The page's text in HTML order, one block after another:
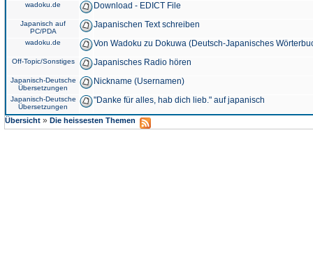
wadoku.de Download - EDICT File
Japanisch auf
PC/PDA
Japanischen Text schreiben
wadoku.de Von Wadoku zu Dokuwa (Deutsch-Japanisches
Off-Topic/Sonstiges Japanisches Radio hören
Japanisch-Deutsche
Übersetzungen
Nickname (Usernamen)
Japanisch-Deutsche
Übersetzungen
"Danke für alles, hab dich lieb." auf japanisch
Übersicht » Die heissesten Themen